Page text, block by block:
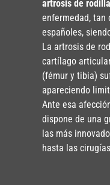
artrosis de
enfermedad, tan
españoles,
La artrosis de
cartílago
(fémur y tibia)
apareciendo
Ante esa
dispone de una
las más
hasta las